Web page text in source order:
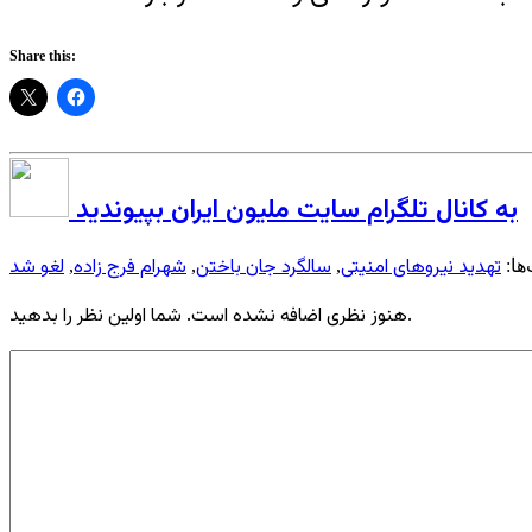
Share this:
به کانال تلگرام سایت ملیون ایران بپیوندید
تهدید نیروهای امنیتی, سالگرد جان باختن, شهرام فرج زاده, لغو شد
هنوز نظری اضافه نشده است. شما اولین نظر را بدهید.